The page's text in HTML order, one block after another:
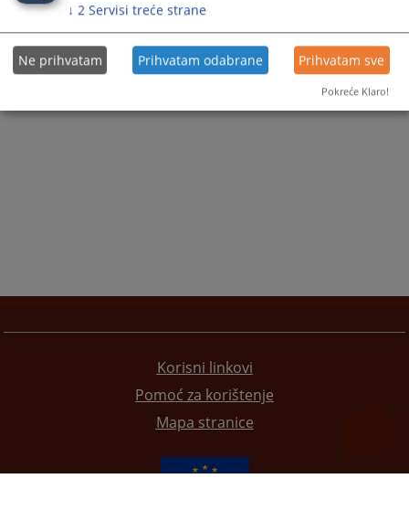
Korisni linkovi
Pomoć za korištenje
Mapa stranice
↓ 2 Servisi treće strane
Ne prihvatam Prihvatam odabrane Prihvatam sve
Pokreće Klaro!